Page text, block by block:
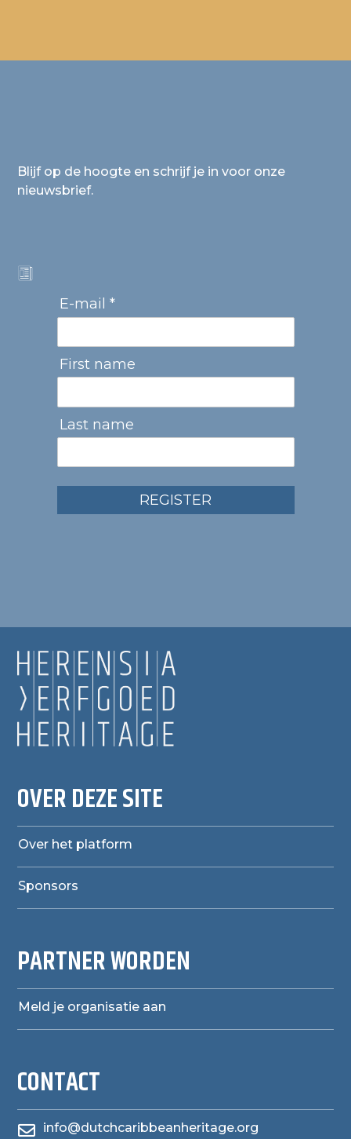
Blijf op de hoogte en schrijf je in voor onze
nieuwsbrief.
E-mail *
First name
Last name
REGISTER
OVER DEZE SITE
Over het platform
Sponsors
PARTNER WORDEN
Meld je organisatie aan
CONTACT
 info@dutchcaribbeanheritage.org